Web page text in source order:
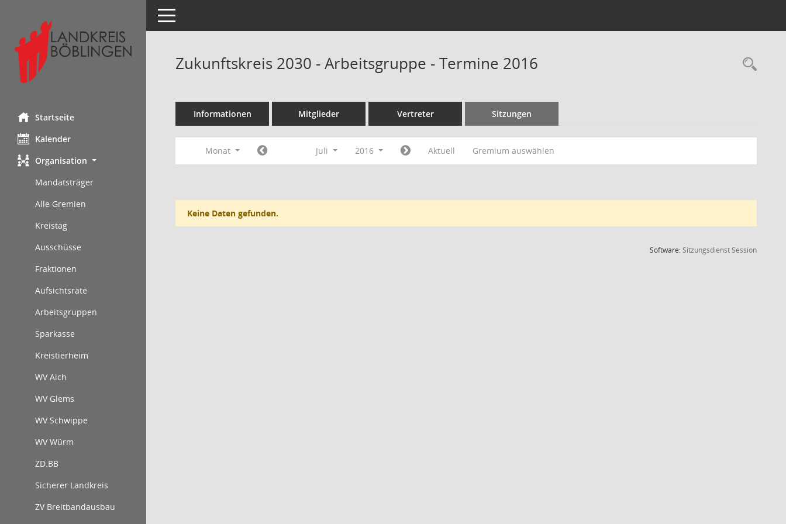
Startseite
Kalender
Organisation
Mandatsträger
Alle Gremien
Kreistag
Ausschüsse
Fraktionen
Aufsichtsräte
Arbeitsgruppen
Sparkasse
Kreistierheim
WV Aich
WV Glems
WV Schwippe
WV Würm
ZD.BB
Sicherer Landkreis
ZV Breitbandausbau
Toggle navigation
Zukunftskreis 2030 - Arbeitsgruppe - Termine 2016
Informationen Mitglieder Vertreter Sitzungen
Monat Juli 2016 Aktuell Gremium auswählen
Keine Daten gefunden.
Software:SitzungsdienstSession(Wird in